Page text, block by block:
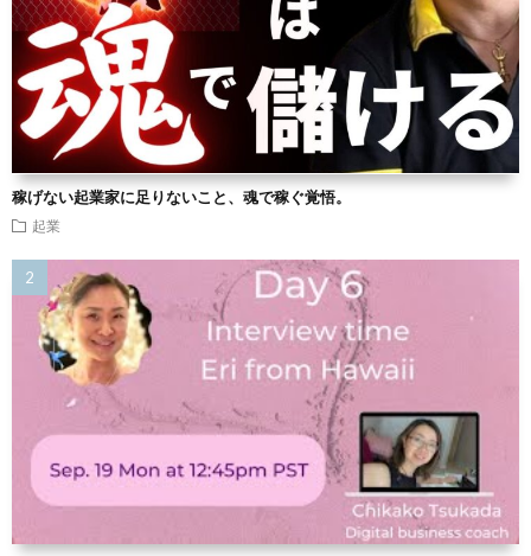
稼げない起業家に足りないこと、魂で稼ぐ覚悟。
起業